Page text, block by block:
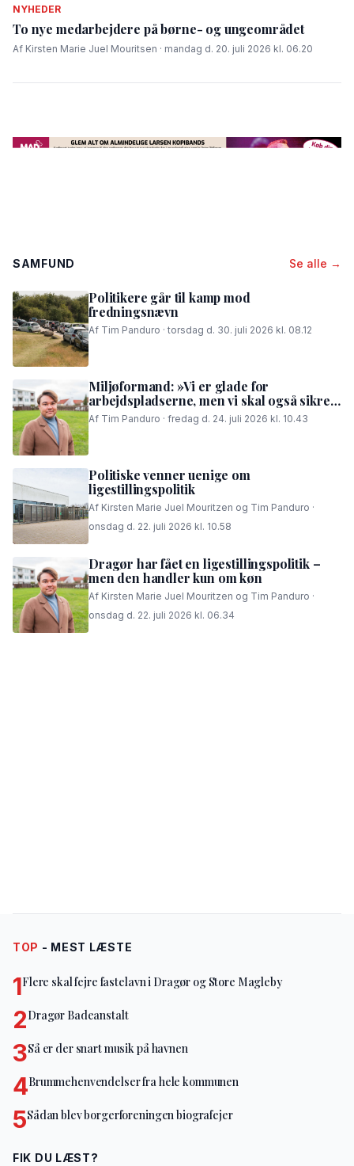
NYHEDER
To nye medarbejdere på børne- og ungeområdet
Af Kirsten Marie Juel Mouritsen · mandag d. 20. juli 2026 kl. 06.20
SAMFUND Se alle →
Politikere går til kamp mod
fredningsnævn
Af Tim Panduro · torsdag d. 30. juli 2026 kl. 08.12
Miljøformand: »Vi er glade for
arbejdspladserne, men vi skal også sikre,
at folk i området kan få en god nattesøvn«
Af Tim Panduro · fredag d. 24. juli 2026 kl. 10.43
Politiske venner uenige om
ligestillingspolitik
Af Kirsten Marie Juel Mouritzen og Tim Panduro ·
onsdag d. 22. juli 2026 kl. 10.58
Dragør har fået en ligestillingspolitik –
men den handler kun om køn
Af Kirsten Marie Juel Mouritzen og Tim Panduro ·
onsdag d. 22. juli 2026 kl. 06.34
TOP - MEST LÆSTE
1Flere skal fejre fastelavn i Dragør og Store Magleby
2Dragør Badeanstalt
3Så er der snart musik på havnen
4Brummehenvendelser fra hele kommunen
5Sådan blev borgerforeningen biografejer
FIK DU LÆST?